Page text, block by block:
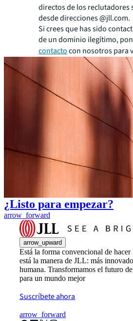
directos de los reclutadores
desde direcciones @jll.com.
Si crees que has sido
de un dominio ilegítimo,
contactocon nosotros para
¿Listo para empezar?
arrow_forward
arrow_upward
Está la forma convencional de hacer
está la manera de JLL: más
humana. Transformamos el futuro
para un mundo mejor
Suscríbete ahora
arrow_forward